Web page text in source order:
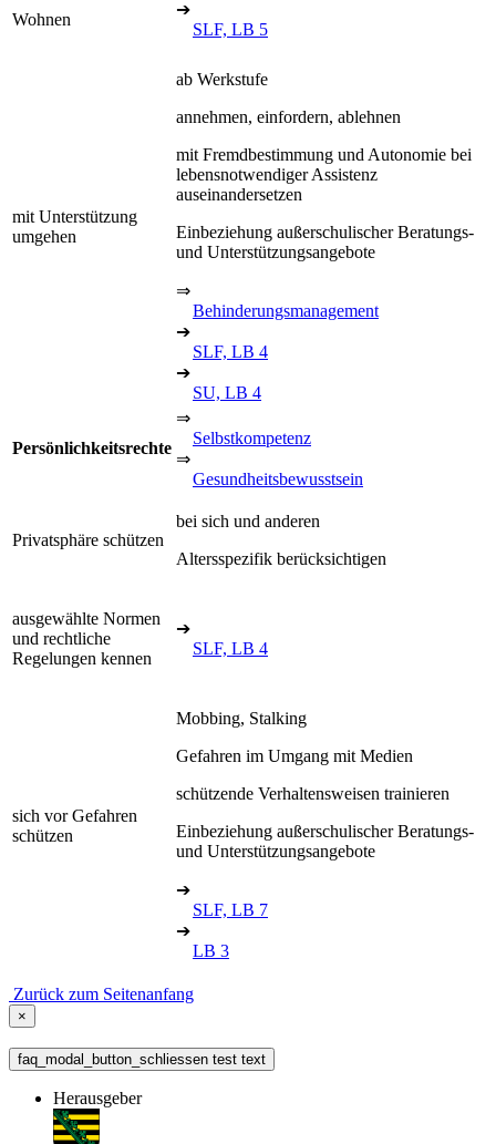
Wohnen
➔
SLF, LB 5
mit Unterstützung
umgehen
ab Werkstufe
annehmen, einfordern, ablehnen
mit Fremdbestimmung und Autonomie bei
lebensnotwendiger Assistenz
auseinandersetzen
Einbeziehung außerschulischer Beratungs-
und Unterstützungsangebote
⇒
Behinderungsmanagement
➔
SLF, LB 4
➔
SU, LB 4
Persönlichkeitsrechte
⇒
Selbstkompetenz
⇒
Gesundheitsbewusstsein
Privatsphäre schützen
bei sich und anderen
Altersspezifik berücksichtigen
ausgewählte Normen
und rechtliche
Regelungen kennen
➔
SLF, LB 4
sich vor Gefahren
schützen
Mobbing, Stalking
Gefahren im Umgang mit Medien
schützende Verhaltensweisen trainieren
Einbeziehung außerschulischer Beratungs-
und Unterstützungsangebote
➔
SLF, LB 7
➔
LB 3
Zurück zum Seitenanfang
×
faq_modal_button_schliessen test text
Herausgeber